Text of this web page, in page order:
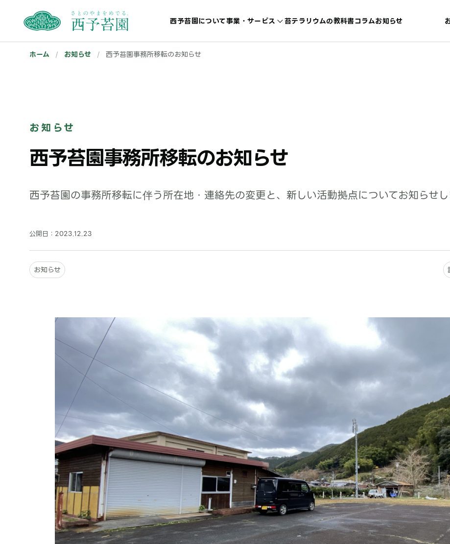
西予苔園について事業・サービス 苔テラリウムの教科書コラムお知らせ
ホーム / お知らせ / 西予苔園事務所移転のお知らせ
お知らせ
西予苔園事務所移転のお知らせ
西予苔園の事務所移転に伴う所在地・連絡先の変更と、新しい活動拠点についてお知らせし
公開日： 2023.12.23
お知らせ